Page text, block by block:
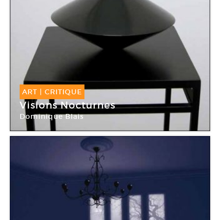
ART | CRITIQUE
Visions Nocturnes
Dominique Blais
La Galerie